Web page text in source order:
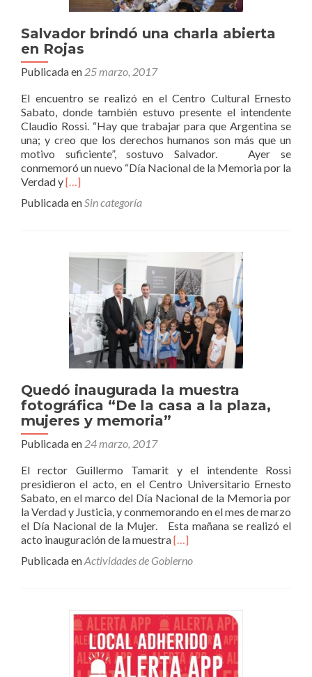
Salvador brindó una charla abierta
en Rojas
Publicada en 25 marzo, 2017
El encuentro se realizó en el Centro Cultural Ernesto
Sabato, donde también estuvo presente el intendente
Claudio Rossi. “Hay que trabajar para que Argentina se
una; y creo que los derechos humanos son más que un
motivo suficiente”, sostuvo Salvador. Ayer se
conmemoró un nuevo “Día Nacional de la Memoria por la
Verdad yLeer
brindó
Rojas
[…]
Publicada enSin categoría
Quedó inaugurada la muestra
fotográfica “De la casa a la plaza,
mujeres y memoria”
Publicada en 24 marzo, 2017
El rector Guillermo Tamarit y el intendente Rossi
presidieron el acto, en el Centro Universitario Ernesto
Sabato, en el marco del Día Nacional de la Memoria por
la Verdad y Justicia, y conmemorando en el mes de marzo
el Día Nacional de la Mujer. Esta mañana se realizó el
acto inauguración de la muestraLeer
inaugurada
“De
la
casa
a
[…]
Publicada enActividades de Gobierno